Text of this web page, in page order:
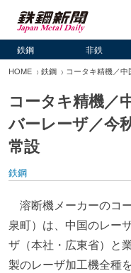
鉄鋼 非鉄
HOME 鉄鋼 コータキ精機／
コータキ精機／
バーレーザ／今
常設
鉄鋼
溶断機メーカーのコ
泉町）は、中国のレー
ザ（本社・広東省）と
製のレーザ加工機全種